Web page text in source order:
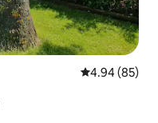
คะแนนเฉลี่ย
4.94 (85)